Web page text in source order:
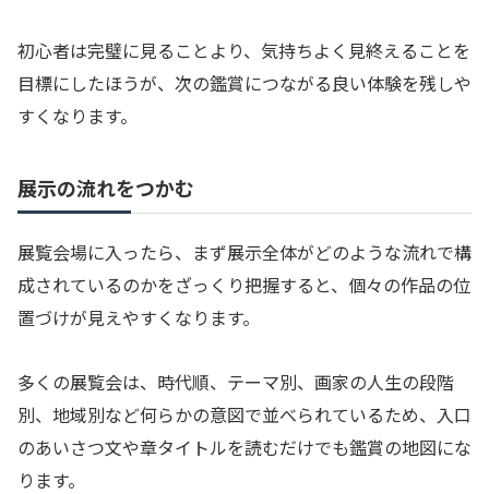
初心者は完璧に見ることより、気持ちよく見終えることを
目標にしたほうが、次の鑑賞につながる良い体験を残しや
すくなります。
展示の流れをつかむ
展覧会場に入ったら、まず展示全体がどのような流れで構
成されているのかをざっくり把握すると、個々の作品の位
置づけが見えやすくなります。
多くの展覧会は、時代順、テーマ別、画家の人生の段階
別、地域別など何らかの意図で並べられているため、入口
のあいさつ文や章タイトルを読むだけでも鑑賞の地図にな
ります。